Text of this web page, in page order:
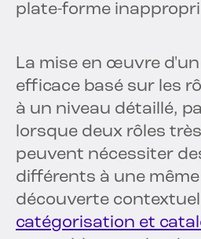
plate-forme
La mise en œuvre
efficace basé sur les
à un niveau détaillé,
lorsque deux rôles
peuvent nécessiter
différents à une
découverte
catégorisation et